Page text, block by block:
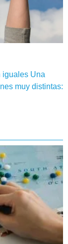
iguales Una
muy distintas: